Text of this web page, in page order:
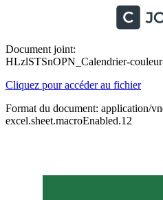
Document joint:
HLzlSTSnOPN_Calendrier-
Cliquez pour accéder au fichier
Format du document: application/
excel.sheet.macroEnabled.12